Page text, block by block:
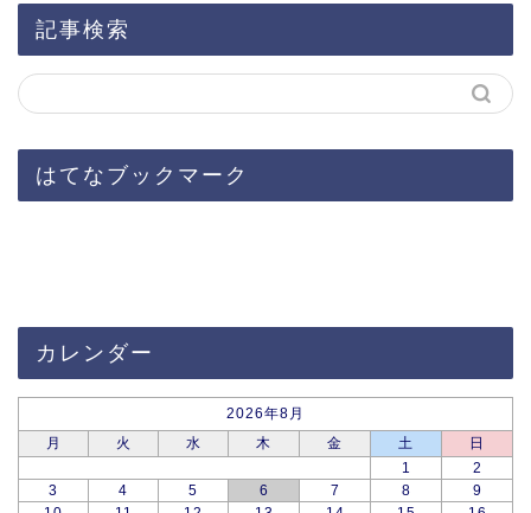
記事検索
はてなブックマーク
カレンダー
2026年8月
月
火 水 木 金 土
日
1
2
3
4 5 6 7 8
9